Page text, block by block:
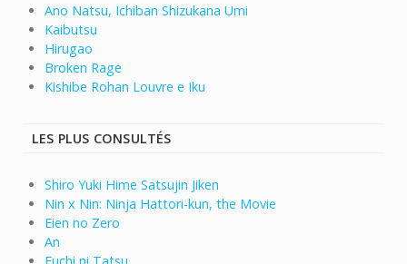
Ano Natsu, Ichiban Shizukana Umi
Kaibutsu
Hirugao
Broken Rage
Kishibe Rohan Louvre e Iku
LES PLUS CONSULTÉS
Shiro Yuki Hime Satsujin Jiken
Nin x Nin: Ninja Hattori-kun, the Movie
Eien no Zero
An